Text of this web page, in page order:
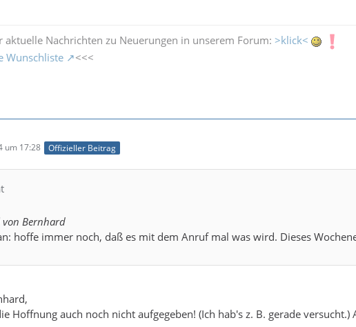
aktuelle Nachrichten zu Neuerungen in unserem Forum: >klick<
Wunschliste <<<
um 17:28 Offizieller Beitrag
Bernhard
hoffe immer noch, daß es mit dem Anruf mal was wird. Dieses
Hoffnung auch noch nicht aufgegeben! (Ich hab's z. B. gerade